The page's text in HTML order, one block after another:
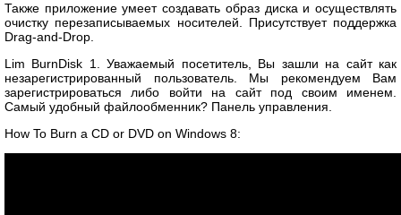
Также приложение умеет создавать образ диска и осуществлять
очистку перезаписываемых носителей. Присутствует поддержка
Drag-and-Drop.
Lim BurnDisk 1. Уважаемый посетитель, Вы зашли на сайт как
незарегистрированный пользователь. Мы рекомендуем Вам
зарегистрироваться либо войти на сайт под своим именем.
Самый удобный файлообменник? Панель управления.
How To Burn a CD or DVD on Windows 8: